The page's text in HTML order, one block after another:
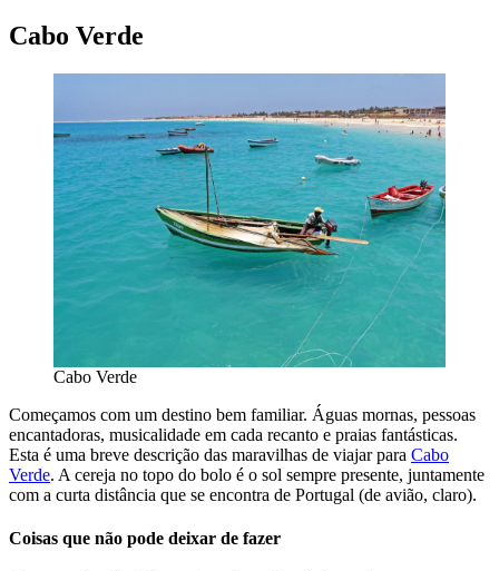
Cabo Verde
Cabo Verde
Começamos com um destino bem familiar. Águas mornas, pessoas
encantadoras, musicalidade em cada recanto e praias fantásticas.
Esta é uma breve descrição das maravilhas de viajar para Cabo
Verde. A cereja no topo do bolo é o sol sempre presente, juntamente
com a curta distância que se encontra de Portugal (de avião, claro).
Coisas que não pode deixar de fazer